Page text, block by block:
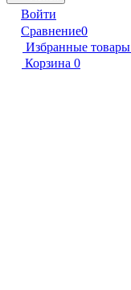
Войти
Сравнение0
Избранные товары
Корзина 0